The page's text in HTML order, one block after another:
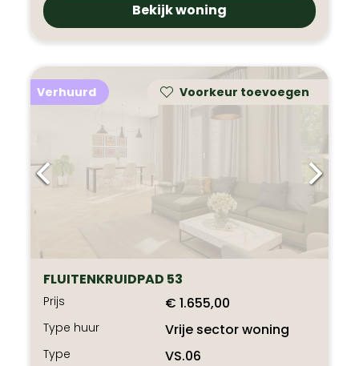
Bekijk woning
Voorkeur toevoegen
Verhuurd
FLUITENKRUIDPAD 53
Prijs € 1.655,00
Type huur Vrije sector woning
Type VS.06